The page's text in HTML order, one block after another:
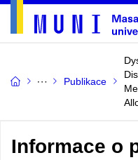
Publikace
Informace o